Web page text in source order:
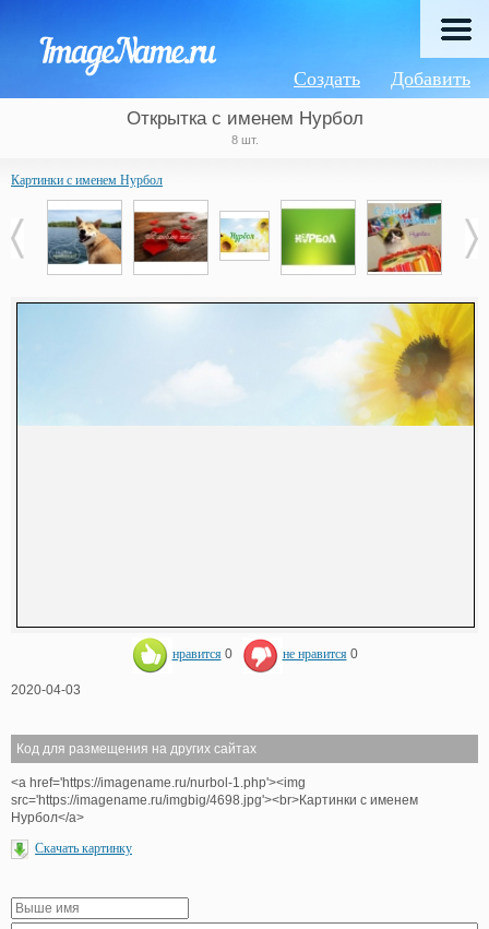
Добавить
Создать
Открытка с именем Нурбол
8 шт.
Картинки с именем Нурбол
нравится 0 не нравится 0
2020-04-03
Код для размещения на других сайтах
<a href='https://imagename.ru/nurbol-1.php'><img
src='https://imagename.ru/imgbig/4698.jpg'><br>Картинки с именем
Нурбол</a>
Скачать картинку